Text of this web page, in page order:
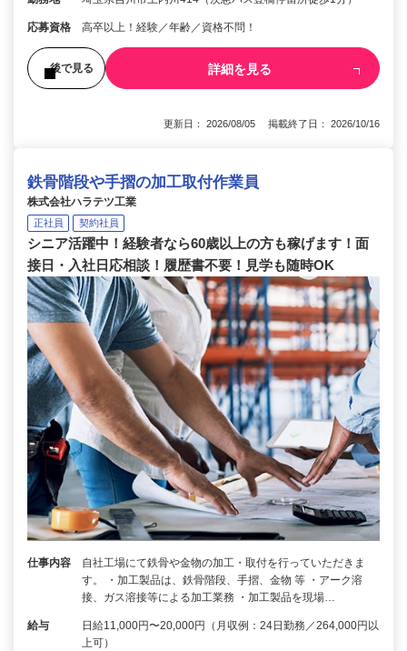
応募資格 高卒以上！経験／年齢／資格不問！
後で見る 詳細を見る
更新日： 2026/08/05 掲載終了日： 2026/10/16
鉄骨階段や手摺の加工取付作業員
株式会社ハラテツ工業
正社員 契約社員
シニア活躍中！経験者なら60歳以上の方も稼げます！面
接日・入社日応相談！履歴書不要！見学も随時OK
仕事内容
自社工場にて鉄骨や金物の加工・取付を行っていただきま
す。 ・加工製品は、鉄骨階段、手摺、金物 等 ・アーク溶
接、ガス溶接等による加工業務 ・加工製品を現場…
給与
日給11,000円〜20,000円（月収例：24日勤務／264,000円以
上可）